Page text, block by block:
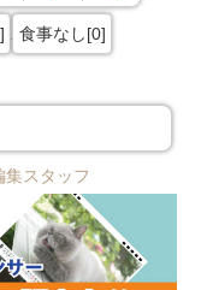
食事なし[0]
スタッフ